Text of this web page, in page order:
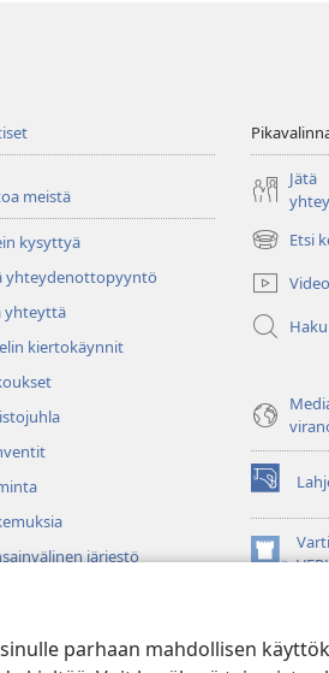
parhaan mahdollisen
meistä
kysyttyä
yhteydenottopyyntö
yhteyttä
kiertokäynnit
järjestö
Jätä
Etsi
(avaa
uuden
ikkunan)
Haku
(avaa
uuden
ikkunan)
(avaa